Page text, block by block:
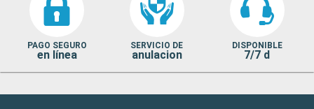
PAGO SEGURO
en línea
SERVICIO DE
anulacion
DISPONIBLE
7/7 d